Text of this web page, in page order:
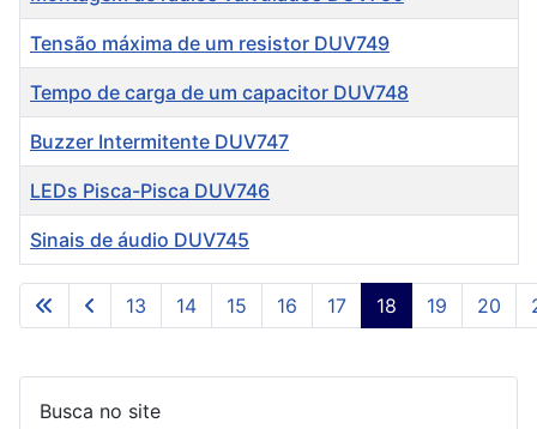
Artigos
Tensão máxima de um resistor DUV749
Tempo de carga de um capacitor DUV748
Buzzer Intermitente DUV747
LEDs Pisca-Pisca DUV746
Sinais de áudio DUV745
Página 18 de 96
13 14 15 16 17 18 19 20
Busca no site